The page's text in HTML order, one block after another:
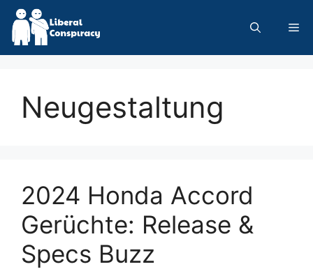
Skip
content
Neugestaltung
2024 Honda Accord
Gerüchte: Release &
Specs Buzz